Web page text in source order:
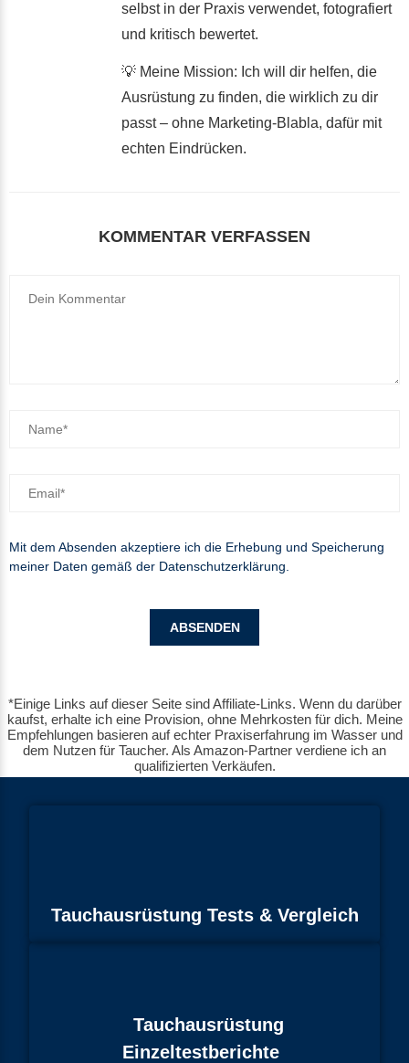
selbst in der Praxis verwendet, fotografiert
und kritisch bewertet.
💡 Meine Mission: Ich will dir helfen, die
Ausrüstung zu finden, die wirklich zu dir
passt – ohne Marketing-Blabla, dafür mit
echten Eindrücken.
KOMMENTAR VERFASSEN
Mit dem Absenden akzeptiere ich die Erhebung und Speicherung
meiner Daten gemäß der Datenschutzerklärung.
*Einige Links auf dieser Seite sind Affiliate-Links. Wenn du darüber
kaufst, erhalte ich eine Provision, ohne Mehrkosten für dich. Meine
Empfehlungen basieren auf echter Praxiserfahrung im Wasser und
dem Nutzen für Taucher. Als Amazon-Partner verdiene ich an
qualifizierten Verkäufen.
Tauchausrüstung Tests & Vergleich
Tauchausrüstung
Einzeltestberichte